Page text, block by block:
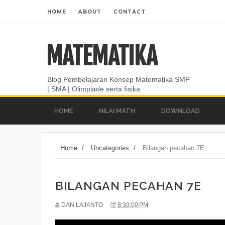
HOME ABOUT CONTACT
MATEMATIKA
Blog Pembelajaran Konsep Matematika SMP
| SMA | Olimpiade serta fisika
HOME NILAI MATH DOWNLOAD
Home / Uncategories / Bilangan pecahan 7E
BILANGAN PECAHAN 7E
DAN LAJANTO 8:39:00 PM